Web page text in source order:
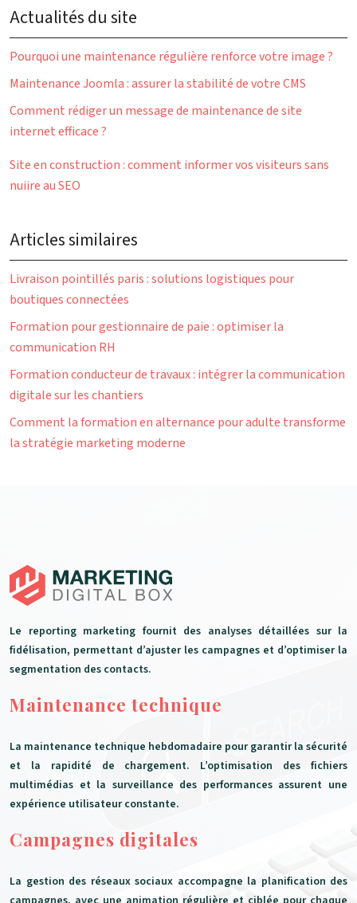
Actualités du site
Pourquoi une maintenance régulière renforce votre image ?
Maintenance Joomla : assurer la stabilité de votre CMS
Comment rédiger un message de maintenance de site
internet efficace ?
Site en construction : comment informer vos visiteurs sans
nuiire au SEO
Articles similaires
Livraison pointillés paris : solutions logistiques pour
boutiques connectées
Formation pour gestionnaire de paie : optimiser la
communication RH
Formation conducteur de travaux : intégrer la communication
digitale sur les chantiers
Comment la formation en alternance pour adulte transforme
la stratégie marketing moderne
Le reporting marketing fournit des analyses détaillées sur la
fidélisation, permettant d’ajuster les campagnes et d’optimiser la
segmentation des contacts.
Maintenance technique
La maintenance technique hebdomadaire pour garantir la sécurité
et la rapidité de chargement. L’optimisation des fichiers
multimédias et la surveillance des performances assurent une
expérience utilisateur constante.
Campagnes digitales
La gestion des réseaux sociaux accompagne la planification des